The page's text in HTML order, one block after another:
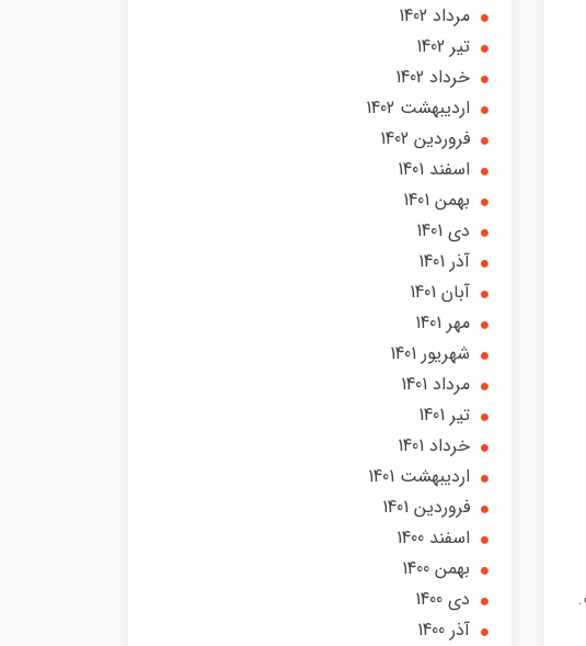
مرداد 1402
تير 1402
خرداد 1402
ارديبهشت 1402
فروردین 1402
اسفند 1401
بهمن 1401
دی 1401
آذر 1401
آبان 1401
مهر 1401
شهریور 1401
مرداد 1401
تير 1401
خرداد 1401
ارديبهشت 1401
فروردین 1401
اسفند 1400
بهمن 1400
دی 1400
آذر 1400